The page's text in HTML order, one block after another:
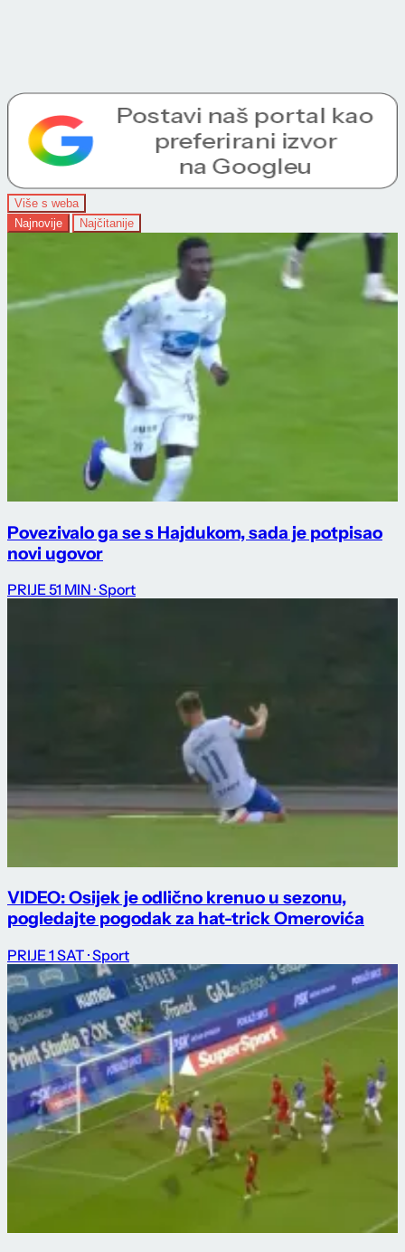
Više s weba
Najnovije
Najčitanije
Povezivalo ga se s Hajdukom, sada je potpisao
novi ugovor
PRIJE 51 MIN · Sport
VIDEO: Osijek je odlično krenuo u sezonu,
pogledajte pogodak za hat-trick Omerovića
PRIJE 1 SAT · Sport